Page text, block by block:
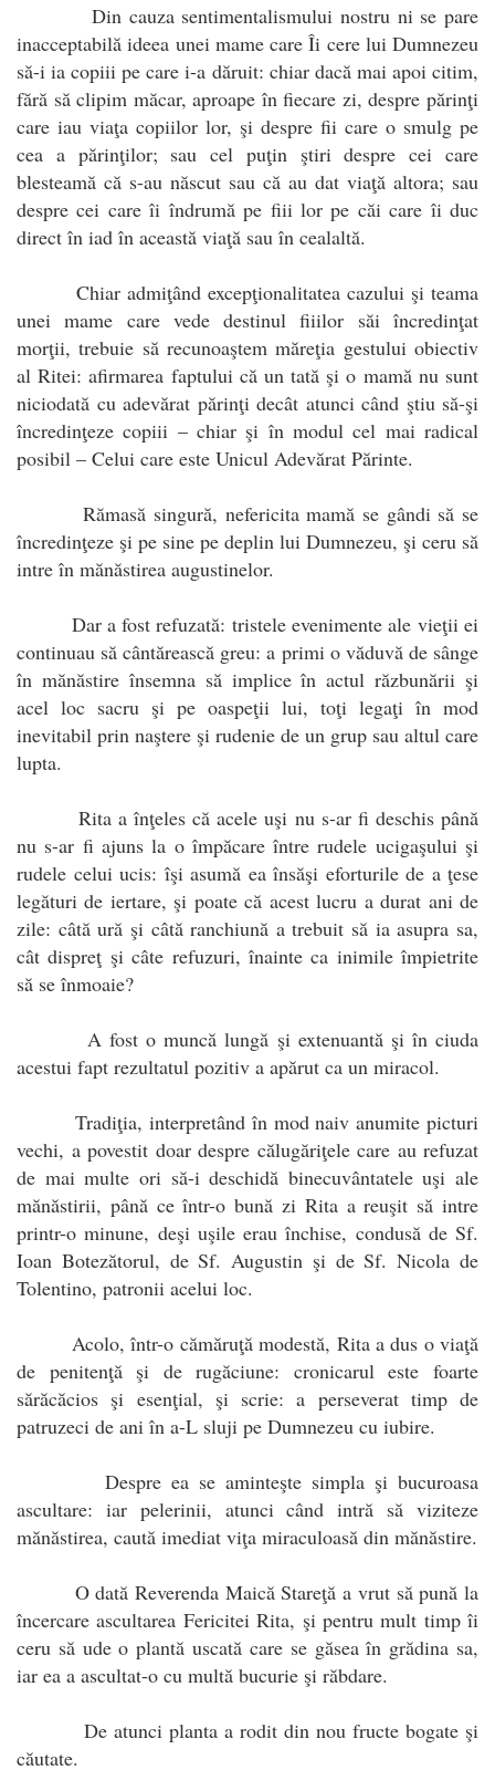
Din cauza sentimentalismului nostru ni se pare
inacceptabilă ideea unei mame care Îi cere lui Dumnezeu
să-i ia copiii pe care i-a dăruit: chiar dacă mai apoi citim,
fără să clipim măcar, aproape în fiecare zi, despre părinţi
care iau viaţa copiilor lor, şi despre fii care o smulg pe
cea a părinţilor; sau cel puţin ştiri despre cei care
blesteamă că s-au născut sau că au dat viaţă altora; sau
despre cei care îi îndrumă pe fiii lor pe căi care îi duc
direct în iad în această viaţă sau în cealaltă.
Chiar admiţând excepţionalitatea cazului şi teama
unei mame care vede destinul fiiilor săi încredinţat
morţii, trebuie să recunoaştem măreţia gestului obiectiv
al Ritei: afirmarea faptului că un tată şi o mamă nu sunt
niciodată cu adevărat părinţi decât atunci când ştiu să-şi
încredinţeze copiii – chiar şi în modul cel mai radical
posibil – Celui care este Unicul Adevărat Părinte.
Rămasă singură, nefericita mamă se gândi să se
încredinţeze şi pe sine pe deplin lui Dumnezeu, şi ceru să
intre în mănăstirea augustinelor.
Dar a fost refuzată: tristele evenimente ale vieţii ei
continuau să cântărească greu: a primi o văduvă de sânge
în mănăstire însemna să implice în actul răzbunării şi
acel loc sacru şi pe oaspeţii lui, toţi legaţi în mod
inevitabil prin naştere şi rudenie de un grup sau altul care
lupta.
Rita a înţeles că acele uşi nu s-ar fi deschis până
nu s-ar fi ajuns la o împăcare între rudele ucigaşului şi
rudele celui ucis: îşi asumă ea însăşi eforturile de a ţese
legături de iertare, şi poate că acest lucru a durat ani de
zile: câtă ură şi câtă ranchiună a trebuit să ia asupra sa,
cât dispreţ şi câte refuzuri, înainte ca inimile împietrite
să se înmoaie?
A fost o muncă lungă şi extenuantă şi în ciuda
acestui fapt rezultatul pozitiv a apărut ca un miracol.
Tradiţia, interpretând în mod naiv anumite picturi
vechi, a povestit doar despre călugăriţele care au refuzat
de mai multe ori să-i deschidă binecuvântatele uşi ale
mănăstirii, până ce într-o bună zi Rita a reuşit să intre
printr-o minune, deşi uşile erau închise, condusă de Sf.
Ioan Botezătorul, de Sf. Augustin şi de Sf. Nicola de
Tolentino, patronii acelui loc.
Acolo, într-o cămăruţă modestă, Rita a dus o viaţă
de penitenţă şi de rugăciune: cronicarul este foarte
sărăcăcios şi esenţial, şi scrie: a perseverat timp de
patruzeci de ani în a-L sluji pe Dumnezeu cu iubire.
Despre ea se aminteşte simpla şi bucuroasa
ascultare: iar pelerinii, atunci când intră să viziteze
mănăstirea, caută imediat viţa miraculoasă din mănăstire.
O dată Reverenda Maică Stareţă a vrut să pună la
încercare ascultarea Fericitei Rita, şi pentru mult timp îi
ceru să ude o plantă uscată care se găsea în grădina sa,
iar ea a ascultat-o cu multă bucurie şi răbdare.
De atunci planta a rodit din nou fructe bogate şi
căutate.